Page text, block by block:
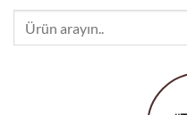
Ara: